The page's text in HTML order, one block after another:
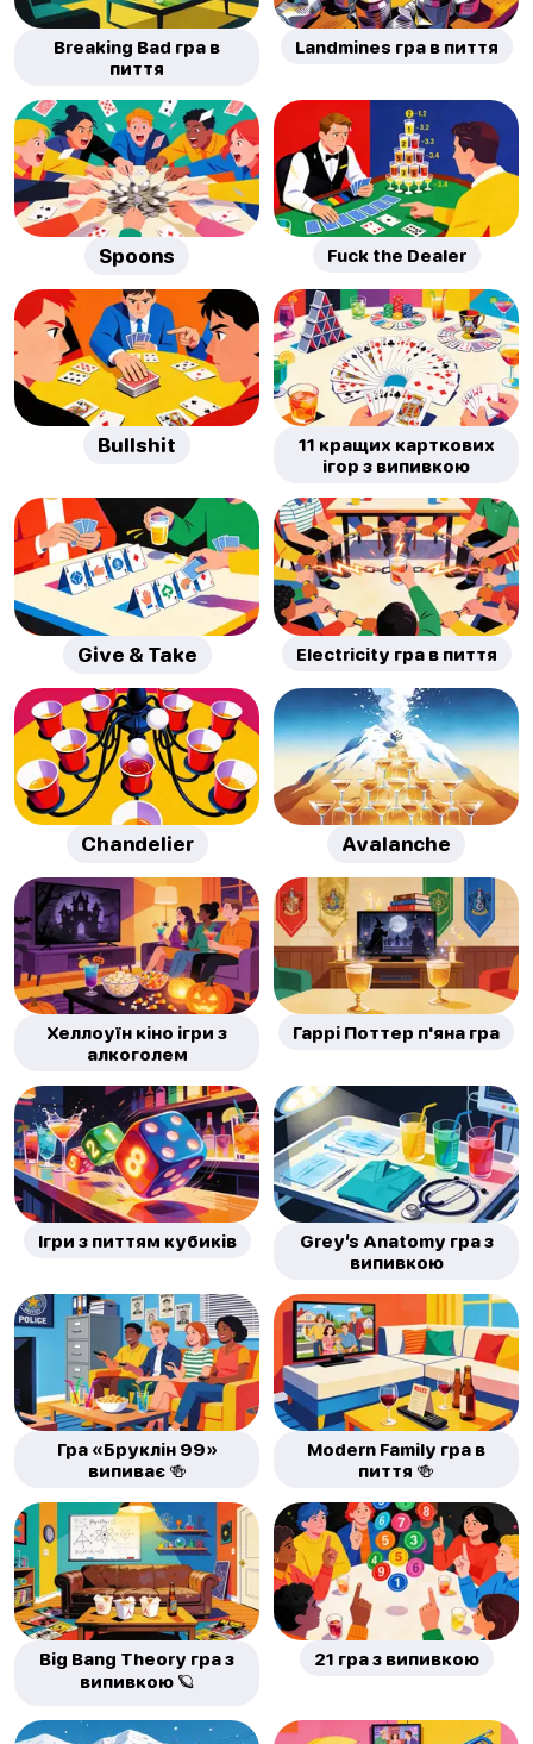
Breaking Bad гра в
пиття
Landmines гра в пиття
Spoons Fuck the Dealer
Bullshit
11 кращих карткових
ігор з випивкою
Give & Take Electricity гра в пиття
Chandelier Avalanche
Хеллоуїн кіно ігри з
алкоголем
Гаррі Поттер п'яна гра
Ігри з питтям кубиків
Grey’s Anatomy гра з
випивкою
Гра «Бруклін 99»
випиває 🍻
Modern Family гра в
пиття 🍻
Big Bang Theory гра з
випивкою 🪐
21 гра з випивкою